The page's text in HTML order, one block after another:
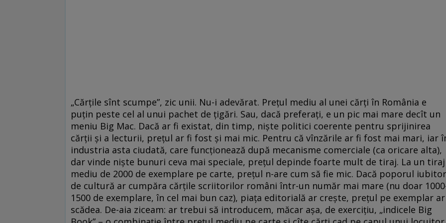
„Cărţile sînt scumpe”, zic unii. Nu-i adevărat. Preţul mediu al unei cărţi în România e
puţin peste cel al unui pachet de ţigări. Sau, dacă preferaţi, e un pic mai mare decît un
meniu Big Mac. Dacă ar fi existat, din timp, nişte politici coerente pentru sprijinirea
cărţii şi a lecturii, preţul ar fi fost şi mai mic. Pentru că vînzările ar fi fost mai mari, iar
industria asta ciudată, care funcţionează după mecanisme comerciale (ca oricare alta),
dar vinde nişte bunuri ceva mai speciale, preţul depinde foarte mult de tiraj. La un tiraj
mediu de 2000 de exemplare pe carte, preţul n-are cum să fie mic. Dacă poporul iubitor
de cultură ar cumpăra cărţile scriitorilor români într-un număr mai mare (nu doar
1500 de exemplare, în cel mai bun caz), piaţa editorială ar creşte, preţul pe exemplar ar
scădea. De-aia ziceam: ar trebui să introducem, măcar aşa, de exerciţiu, „indicele Big